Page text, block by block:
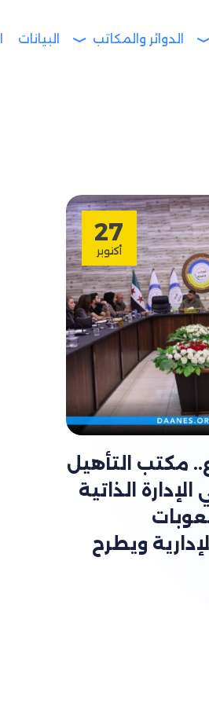
الدوائر والمكاتب البيانات
27
أكتوبر
مكتب التأهيل
الذاتية
ويطرح